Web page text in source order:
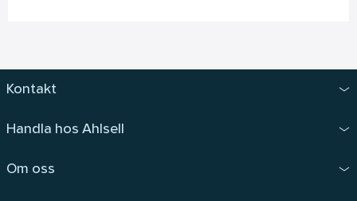
Kontakt
Handla hos Ahlsell
Om oss